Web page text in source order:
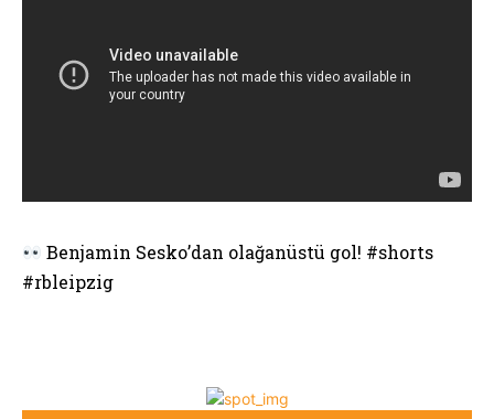
Benjamin Sesko’dan olağanüstü gol! #shorts
#rbleipzig